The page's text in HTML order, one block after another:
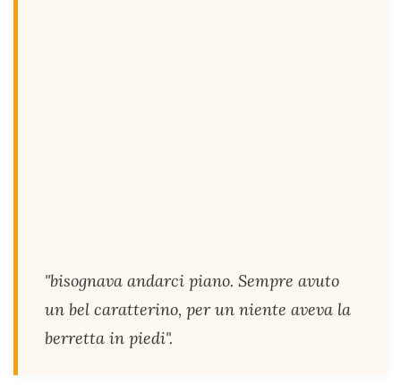
"bisognava andarci piano. Sempre avuto
un bel caratterino, per un niente aveva la
berretta in piedi".